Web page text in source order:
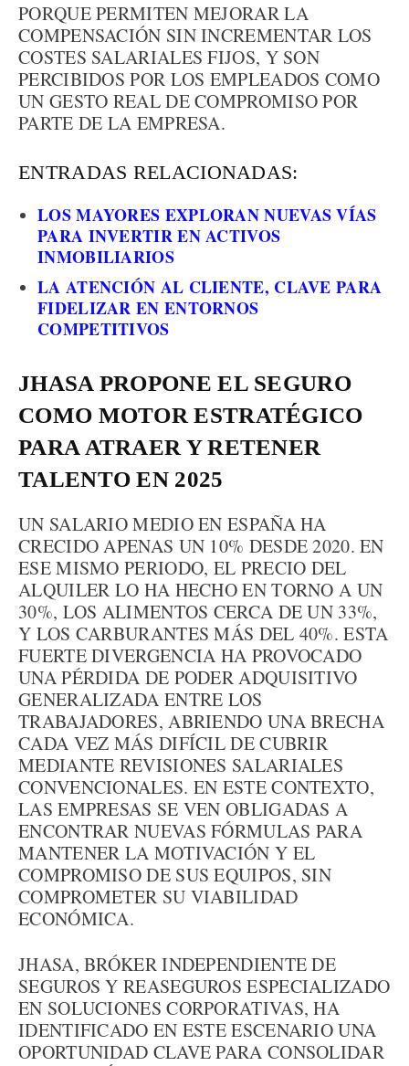
PORQUE PERMITEN MEJORAR LA
COMPENSACIÓN SIN INCREMENTAR LOS
COSTES SALARIALES FIJOS, Y SON
PERCIBIDOS POR LOS EMPLEADOS COMO
UN GESTO REAL DE COMPROMISO POR
PARTE DE LA EMPRESA.
ENTRADAS RELACIONADAS:
LOS MAYORES EXPLORAN NUEVAS VÍAS
PARA INVERTIR EN ACTIVOS
INMOBILIARIOS
LA ATENCIÓN AL CLIENTE, CLAVE PARA
FIDELIZAR EN ENTORNOS
COMPETITIVOS
JHASA PROPONE EL SEGURO
COMO MOTOR ESTRATÉGICO
PARA ATRAER Y RETENER
TALENTO EN 2025
UN SALARIO MEDIO EN ESPAÑA HA
CRECIDO APENAS UN 10% DESDE 2020. EN
ESE MISMO PERIODO, EL PRECIO DEL
ALQUILER LO HA HECHO EN TORNO A UN
30%, LOS ALIMENTOS CERCA DE UN 33%,
Y LOS CARBURANTES MÁS DEL 40%. ESTA
FUERTE DIVERGENCIA HA PROVOCADO
UNA PÉRDIDA DE PODER ADQUISITIVO
GENERALIZADA ENTRE LOS
TRABAJADORES, ABRIENDO UNA BRECHA
CADA VEZ MÁS DIFÍCIL DE CUBRIR
MEDIANTE REVISIONES SALARIALES
CONVENCIONALES. EN ESTE CONTEXTO,
LAS EMPRESAS SE VEN OBLIGADAS A
ENCONTRAR NUEVAS FÓRMULAS PARA
MANTENER LA MOTIVACIÓN Y EL
COMPROMISO DE SUS EQUIPOS, SIN
COMPROMETER SU VIABILIDAD
ECONÓMICA.
JHASA, BRÓKER INDEPENDIENTE DE
SEGUROS Y REASEGUROS ESPECIALIZADO
EN SOLUCIONES CORPORATIVAS, HA
IDENTIFICADO EN ESTE ESCENARIO UNA
OPORTUNIDAD CLAVE PARA CONSOLIDAR